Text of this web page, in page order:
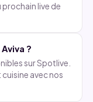
prochain live de
?
sur Spotlive.
avec nos